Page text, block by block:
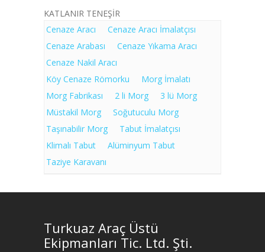
KATLANIR TENEŞİR
Cenaze Aracı
Cenaze Aracı İmalatçısı
Cenaze Arabası
Cenaze Yıkama Aracı
Cenaze Nakil Aracı
Köy Cenaze Römorku
Morg İmalatı
Morg Fabrikası
2 li Morg
3 lü Morg
Müstakil Morg
Soğutuculu Morg
Taşınabilir Morg
Tabut İmalatçısı
Klimalı Tabut
Alüminyum Tabut
Taziye Karavanı
Turkuaz Araç Üstü
Ekipmanları Tic. Ltd. Şti.